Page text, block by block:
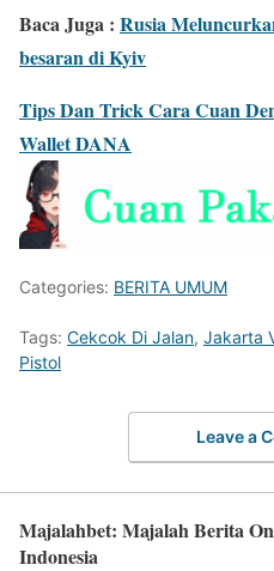
Baca Juga : Rusia
besaran di Kyiv
Tips Dan Trick Cara Cuan
Wallet DANA
Categories: BERITA UMUM
Tags: Cekcok Di Jalan, Jakarta
Pistol
Leave a
Majalahbet: Majalah Berita
Indonesia